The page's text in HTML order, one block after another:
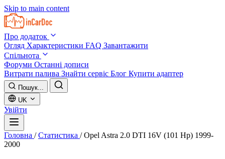
Skip to main content
Про додаток
Огляд Характеристики FAQ Завантажити
Спільнота
Форуми Останні дописи
Витрати палива Знайти сервіс Блог Купити адаптер
Пошук...
UK
Увійти
Головна / Статистика / Opel Astra 2.0 DTI 16V (101 Hp) 1999-
2000